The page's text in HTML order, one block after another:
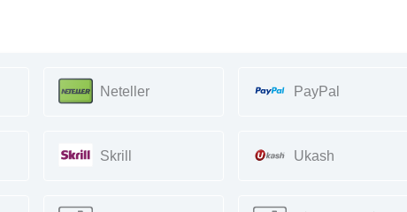
Neteller PayPal
Skrill Ukash